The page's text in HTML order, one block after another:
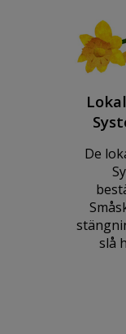
De
slå